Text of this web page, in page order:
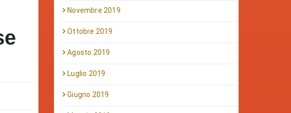
Novembre 2019
Ottobre 2019
Agosto 2019
Luglio 2019
Giugno 2019